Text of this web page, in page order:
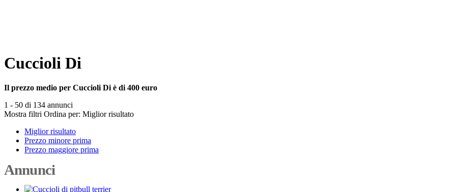
Cuccioli Di
Il prezzo medio per Cuccioli Di è di 400 euro
1 - 50 di 134 annunci
Mostra filtri Ordina per: Miglior risultato
Miglior risultato
Prezzo minore prima
Prezzo maggiore prima
Annunci